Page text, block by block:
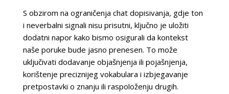
S obzirom na ograničenja chat dopisivanja, gdje ton
i neverbalni signali nisu prisutni, ključno je uložiti
dodatni napor kako bismo osigurali da kontekst
naše poruke bude jasno prenesen. To može
uključivati dodavanje objašnjenja ili pojašnjenja,
korištenje preciznijeg vokabulara i izbjegavanje
pretpostavki o znanju ili raspoloženju drugih.